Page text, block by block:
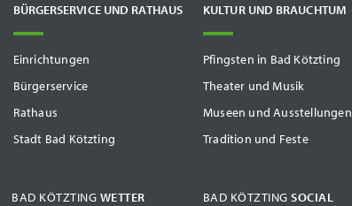
BÜRGERSERVICE UND RATHAUS
Einrichtungen
Bürgerservice
Rathaus
Stadt Bad Kötzting
KULTUR UND BRAUCHTUM
Pfingsten in Bad Kötzting
Theater und Musik
Museen und Ausstellungen
Tradition und Feste
BAD KÖTZTING WETTER BAD KÖTZTING SOCIAL